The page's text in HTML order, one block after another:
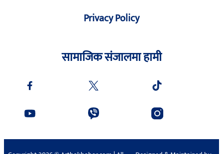
Privacy Policy
सामाजिक संजालमा हामी